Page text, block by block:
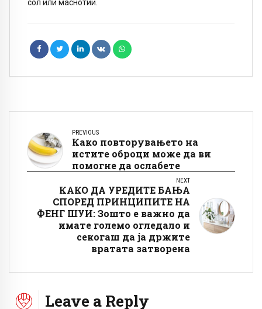
сол или маснотии.
PREVIOUS
Како повторувањето на
истите оброци може да ви
помогне да ослабете
NEXT
КАКО ДА УРЕДИТЕ БАЊА
СПОРЕД ПРИНЦИПИТЕ НА
ФЕНГ ШУИ: Зошто е важно да
имате големо огледало и
секогаш да ја држите
вратата затворена
Leave a Reply